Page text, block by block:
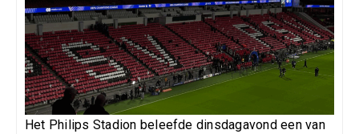
Het Philips Stadion beleefde dinsdagavond een van